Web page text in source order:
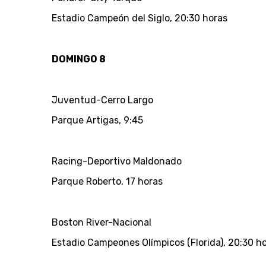
Estadio Campeón del Siglo, 20:30 horas
DOMINGO 8
Juventud-Cerro Largo
Parque Artigas, 9:45
Racing-Deportivo Maldonado
Parque Roberto, 17 horas
Boston River-Nacional
Estadio Campeones Olímpicos (Florida), 20:30